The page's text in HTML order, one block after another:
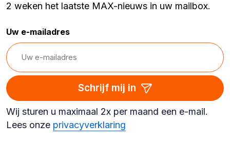
2 weken het laatste MAX-nieuws in uw mailbox.
Uw e-mailadres
Schrijf mij in
Wij sturen u maximaal 2x per maand een e-mail.
Lees onze privacyverklaring